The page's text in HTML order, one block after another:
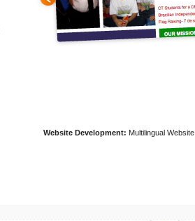
Website Development: Multilingual Website.